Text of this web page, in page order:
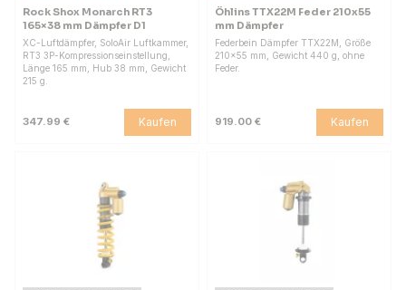
Rock Shox Monarch RT3
165×38 mm Dämpfer D1
XC-Luftdämpfer, SoloAir Luftkammer,
RT3 3P-Kompressionseinstellung,
Länge 165 mm, Hub 38 mm, Gewicht
215 g.
347.99 € Kaufen
Öhlins TTX22M Feder 210x55
mm Dämpfer
Federbein Dämpfer TTX22M, Größe
210x55 mm, Gewicht 440 g, ohne
Feder.
919.00 € Kaufen